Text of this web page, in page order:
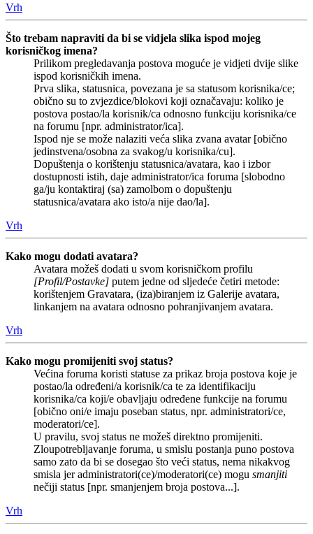
Vrh
Što trebam napraviti da bi se vidjela slika ispod mojeg
korisničkog imena?
Prilikom pregledavanja postova moguće je vidjeti dvije slike
ispod korisničkih imena.
Prva slika, statusnica, povezana je sa statusom korisnika/ce;
obično su to zvjezdice/blokovi koji označavaju: koliko je
postova postao/la korisnik/ca odnosno funkciju korisnika/ce
na forumu [npr. administrator/ica].
Ispod nje se može nalaziti veća slika zvana avatar [obično
jedinstvena/osobna za svakog/u korisnika/cu].
Dopuštenja o korištenju statusnica/avatara, kao i izbor
dostupnosti istih, daje administrator/ica foruma [slobodno
ga/ju kontaktiraj (sa) zamolbom o dopuštenju
statusnica/avatara ako isto/a nije dao/la].
Vrh
Kako mogu dodati avatara?
Avatara možeš dodati u svom korisničkom profilu
[Profil/Postavke] putem jedne od sljedeće četiri metode:
korištenjem Gravatara, (iza)biranjem iz Galerije avatara,
linkanjem na avatara odnosno pohranjivanjem avatara.
Vrh
Kako mogu promijeniti svoj status?
Većina foruma koristi statuse za prikaz broja postova koje je
postao/la određeni/a korisnik/ca te za identifikaciju
korisnika/ca koji/e obavljaju određene funkcije na forumu
[obično oni/e imaju poseban status, npr. administratori/ce,
moderatori/ce].
U pravilu, svoj status ne možeš direktno promijeniti.
Zloupotrebljavanje foruma, u smislu postanja puno postova
samo zato da bi se dosegao što veći status, nema nikakvog
smisla jer administratori(ce)/moderatori(ce) mogu smanjiti
nečiji status [npr. smanjenjem broja postova...].
Vrh